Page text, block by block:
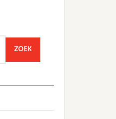
ZOEKSEARCH